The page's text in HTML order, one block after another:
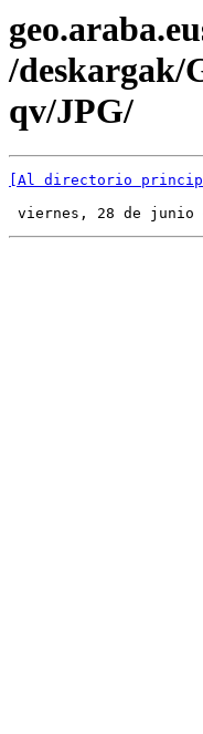
/deskargak/
qv/JPG/
[Al directorio
viernes, 28 de junio